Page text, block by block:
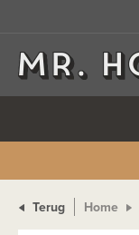
Terug Home